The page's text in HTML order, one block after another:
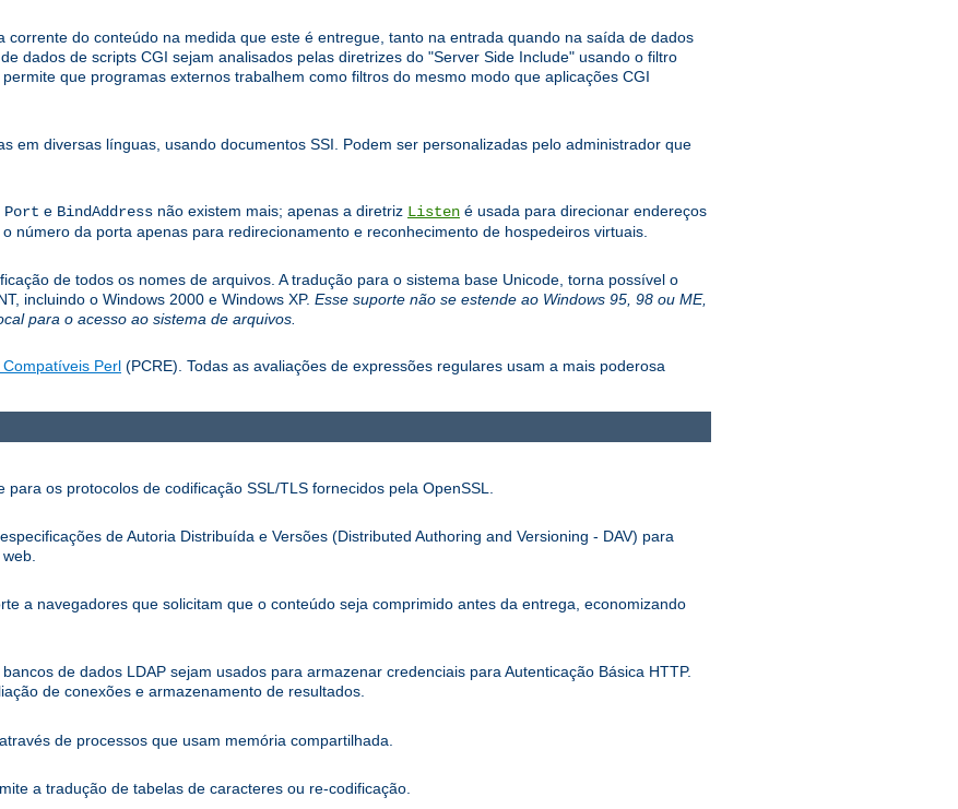
do conteúdo na medida que este é entregue, tanto na entrada quando na saída de dados
dados de scripts CGI sejam analisados pelas diretrizes do "Server Side Include" usando o filtro
, permite que programas externos trabalhem como filtros do mesmo modo que aplicações CGI
em diversas línguas, usando documentos SSI. Podem ser personalizadas pelo administrador que
Port e BindAddress não existem mais; apenas a diretriz Listen é usada para direcionar endereços
número da porta apenas para redirecionamento e reconhecimento de hospedeiros virtuais.
de todos os nomes de arquivos. A tradução para o sistema base Unicode, torna possível o
incluindo o Windows 2000 e Windows XP. Esse suporte não se estende ao Windows 95, 98 ou ME,
para o acesso ao sistema de arquivos.
Perl (PCRE). Todas as avaliações de expressões regulares usam a mais poderosa
os protocolos de codificação SSL/TLS fornecidos pela OpenSSL.
de Autoria Distribuída e Versões (Distributed Authoring and Versioning - DAV) para
a navegadores que solicitam que o conteúdo seja comprimido antes da entrega, economizando
de dados LDAP sejam usados para armazenar credenciais para Autenticação Básica HTTP.
de conexões e armazenamento de resultados.
de processos que usam memória compartilhada.
a tradução de tabelas de caracteres ou re-codificação.